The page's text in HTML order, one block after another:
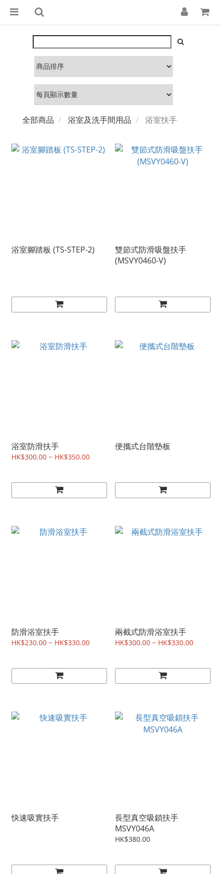
全部商品 浴室及洗手間用品 浴室扶手
浴室腳踏板 (TS-STEP-2)
雙節式防滑吸盤扶手
(MSVY0460-V)
浴室防滑扶手
HK$300.00 ~ HK$350.00
便攜式台階墊板
防滑浴室扶手
HK$230.00 ~ HK$330.00
兩截式防滑浴室扶手
HK$300.00 ~ HK$330.00
快速吸實扶手
長型真空吸鎖扶手
MSVY046A
HK$380.00